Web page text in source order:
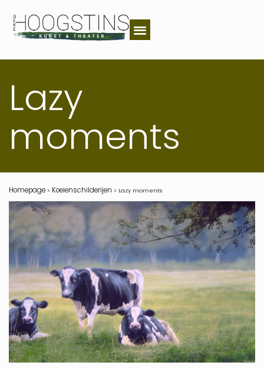
Lazy
moments
Homepage > Koeienschilderijen > Lazy moments